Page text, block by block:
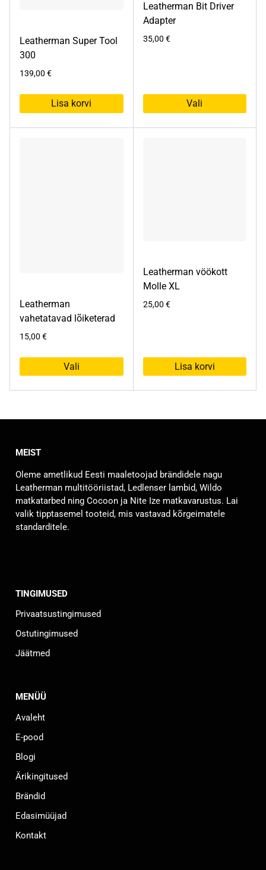
Leatherman Super Tool
300
139,00 €
Lisa korvi
Leatherman Bit Driver
Adapter
35,00 €
Vali
Leatherman
vahetatavad lõiketerad
15,00 €
Vali
Valikuid
saab
teha
tootelehel.
Leatherman vöökott
Molle XL
25,00 €
Lisa korvi
MEIST
Oleme ametlikud Eesti maaletoojad brändidele nagu
Leatherman multitööriistad, Ledlenser lambid, Wildo
matkatarbed ning Cocoon ja Nite Ize matkavarustus. Lai
valik tipptasemel tooteid, mis vastavad kõrgeimatele
standarditele.
TINGIMUSED
Privaatsustingimused
Ostutingimused
Jäätmed
MENÜÜ
Avaleht
E-pood
Blogi
Ärikingitused
Brändid
Edasimüüjad
Kontakt